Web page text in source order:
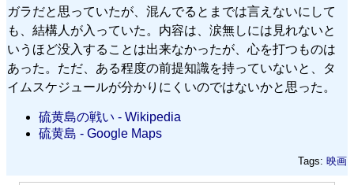
ガラだと思っていたが、混んでるとまでは言えないにして
も、結構人が入っていた。内容は、涙無しには見れないと
いうほど没入することは出来なかったが、心を打つものは
あった。ただ、ある程度の前提知識を持っていないと、タ
イムスケジュールが分かりにくいのではないかと思った。
硫黄島の戦い - Wikipedia
硫黄島 - Google Maps
Tags: 映画